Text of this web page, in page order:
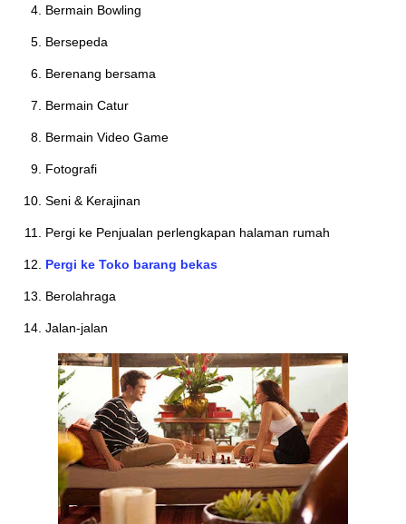
Bermain Bowling
Bersepeda
Berenang bersama
Bermain Catur
Bermain Video Game
Fotografi
Seni & Kerajinan
Pergi ke Penjualan perlengkapan halaman rumah
Pergi ke Toko barang bekas
Berolahraga
Jalan-jalan